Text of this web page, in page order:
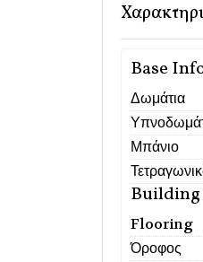
Base
Δωμάτια
Μπάνιο
Flooring
Όροφος